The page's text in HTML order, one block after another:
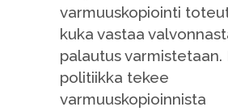
varmuuskopiointi
kuka vastaa
palautus varmistetaan.
politiikka tekee
varmuuskopioinnista